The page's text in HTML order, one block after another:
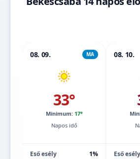
08. 09. MA
33°
Minimum: 17°
Napos idő
Eső esély
1%
08. 10.
Eső esély